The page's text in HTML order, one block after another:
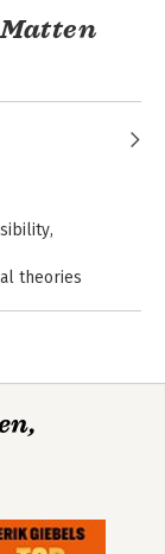
theories
citizen